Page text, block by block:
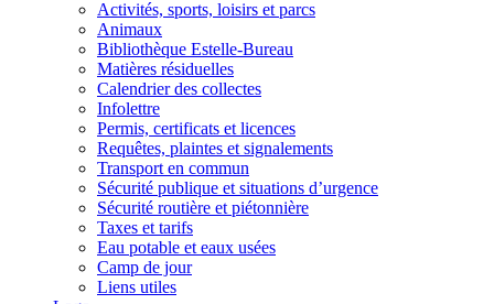
Activités, sports, loisirs et parcs
Animaux
Bibliothèque Estelle-Bureau
Matières résiduelles
Calendrier des collectes
Infolettre
Permis, certificats et licences
Requêtes, plaintes et signalements
Transport en commun
Sécurité publique et situations d’urgence
Sécurité routière et piétonnière
Taxes et tarifs
Eau potable et eaux usées
Camp de jour
Liens utiles